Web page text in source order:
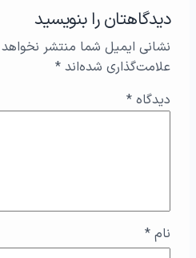
دیدگاهتان را بنویسید
نشانی ایمیل شما منتشر
علامت‌گذاری شده‌اند *
دیدگاه *
نام *